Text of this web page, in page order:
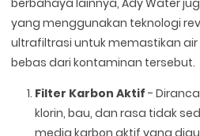
yang menggunakan teknologi
ultrafiltrasi untuk memastikan
bebas dari kontaminan tersebut.
Filter Karbon Aktif -
klorin, bau, dan rasa tidak
media karbon aktif yang